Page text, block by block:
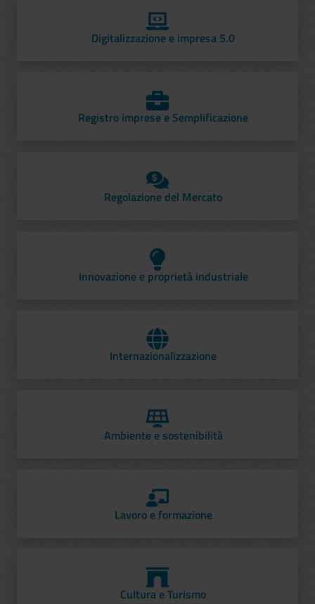
Digitalizzazione e impresa 5.0
Registro imprese e Semplificazione
Regolazione del Mercato
Innovazione e proprietà industriale
Internazionalizzazione
Ambiente e sostenibilità
Lavoro e formazione
Cultura e Turismo